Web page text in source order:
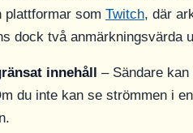
plattformar som Twitch, där
dock två anmärkningsvärda
innehåll – Sändare
du inte kan se strömmen i